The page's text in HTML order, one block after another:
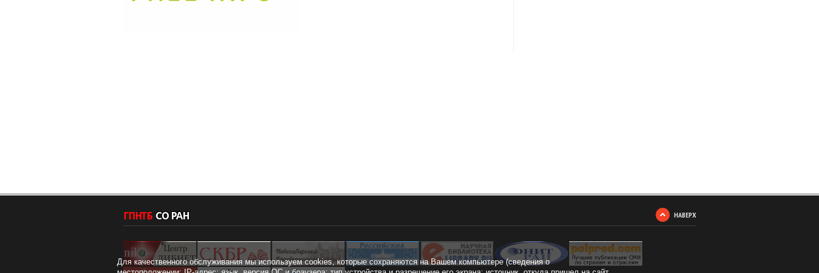
НАВЕРХ
Для качественного обслуживания мы используем cookies, которые сохраняются на Вашем компьютере (сведения о